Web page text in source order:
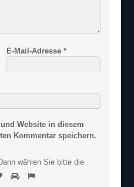
E-Mail-Adresse *
Website in diesem
Kommentar speichern.
wählen Sie bitte die